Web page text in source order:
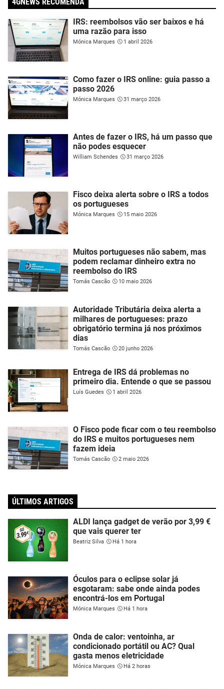
4GNEWS RECOMENDA
IRS: reembolsos vão ser baixos e há
uma razão para isso
Mónica Marques 1 abril 2026
Como fazer o IRS online: guia passo a
passo 2026
Mónica Marques 31 março 2026
Antes de fazer o IRS, há um passo que
não podes esquecer
William Schendes 31 março 2026
Fisco deixa alerta sobre o IRS a todos
os portugueses
Mónica Marques 15 maio 2026
Muitos portugueses não sabem, mas
podem reclamar dinheiro extra no
reembolso do IRS
Tomás Cascão 10 maio 2026
Autoridade Tributária deixa alerta a
milhares de portugueses: prazo
obrigatório termina já nos próximos
dias
Tomás Cascão 20 junho 2026
Entrega de IRS dá problemas no
primeiro dia. Entende o que se passou
Luís Guedes 1 abril 2026
O Fisco pode ficar com o teu reembolso
do IRS e muitos portugueses nem
fazem ideia
Tomás Cascão 2 maio 2026
ÚLTIMOS ARTIGOS
ALDI lança gadget de verão por 3,99 €
que vais querer ter
Beatriz Silva Há 1 hora
Óculos para o eclipse solar já
esgotaram: sabe onde ainda podes
encontrá-los em Portugal
Mónica Marques Há 1 hora
Onda de calor: ventoinha, ar
condicionado portátil ou AC? Qual
gasta menos eletricidade
Mónica Marques Há 2 horas